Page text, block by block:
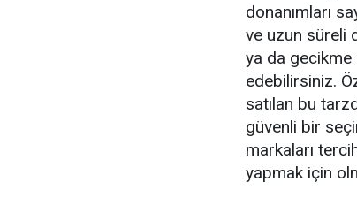
donanımları
ve uzun süreli
ya da gecikme
edebilirsiniz.
satılan bu
güvenli bir
markaları
yapmak için